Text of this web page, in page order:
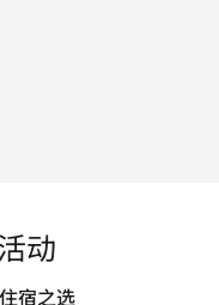
动
宿之选